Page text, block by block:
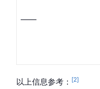
——
以上信息参考： [2]